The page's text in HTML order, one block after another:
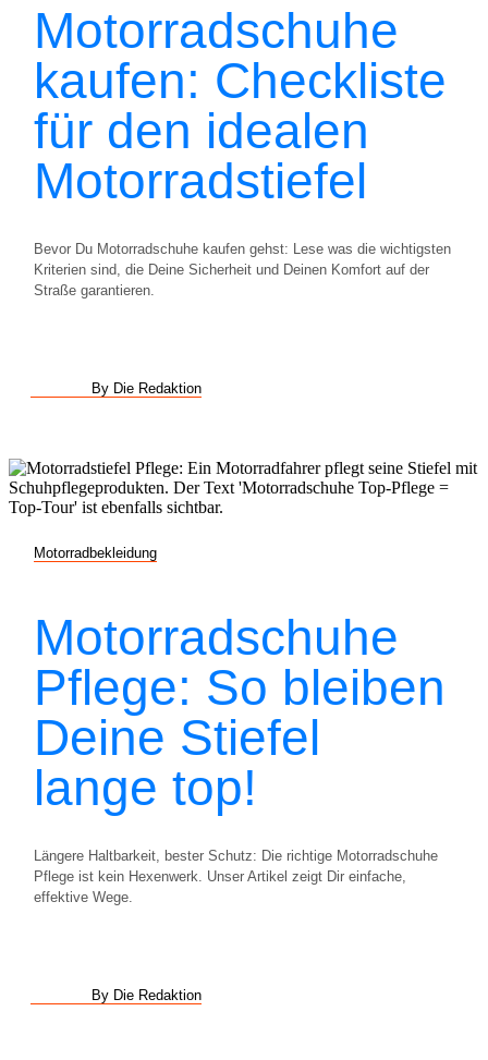
Motorradschuhe
kaufen: Checkliste
für den idealen
Motorradstiefel
Bevor Du Motorradschuhe kaufen gehst: Lese was die wichtigsten
Kriterien sind, die Deine Sicherheit und Deinen Komfort auf der
Straße garantieren.
By Die Redaktion
Motorradbekleidung
Motorradschuhe
Pflege: So bleiben
Deine Stiefel
lange top!
Längere Haltbarkeit, bester Schutz: Die richtige Motorradschuhe
Pflege ist kein Hexenwerk. Unser Artikel zeigt Dir einfache,
effektive Wege.
By Die Redaktion